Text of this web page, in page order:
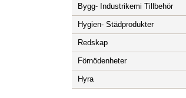
Bygg- Industrikemi Tillbehör
Hygien- Städprodukter
Redskap
Förnödenheter
Hyra